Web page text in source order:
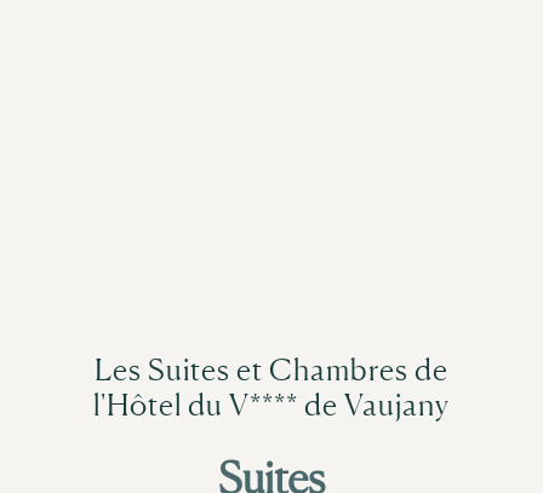
Les Suites et Chambres de
l'Hôtel du V**** de Vaujany
Suites